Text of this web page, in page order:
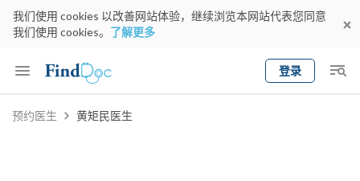
我们使用 cookies 以改善网站体验，继续浏览本网站代表您同意
我们使用 cookies。 了解更多
登录
Keyword
预约医生 黄矩民医生